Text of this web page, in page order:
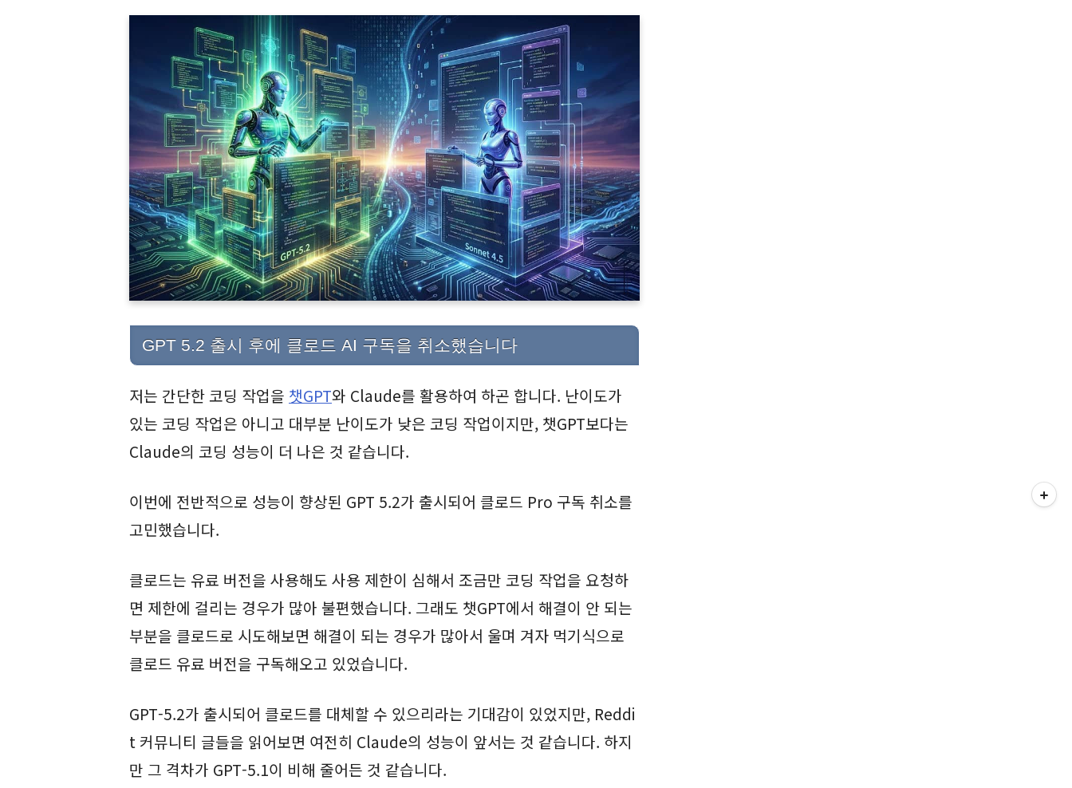
GPT 5.2 출시 후에 클로드 AI 구독을 취소했습니다
저는 간단한 코딩 작업을 챗GPT와 Claude를 활용하여 하곤 합니다. 난이도가
있는 코딩 작업은 아니고 대부분 난이도가 낮은 코딩 작업이지만, 챗GPT보다는
Claude의 코딩 성능이 더 나은 것 같습니다.
이번에 전반적으로 성능이 향상된 GPT 5.2가 출시되어 클로드 Pro 구독 취소를
고민했습니다.
클로드는 유료 버전을 사용해도 사용 제한이 심해서 조금만 코딩 작업을 요청하
면 제한에 걸리는 경우가 많아 불편했습니다. 그래도 챗GPT에서 해결이 안 되는
부분을 클로드로 시도해보면 해결이 되는 경우가 많아서 울며 겨자 먹기식으로
클로드 유료 버전을 구독해오고 있었습니다.
GPT-5.2가 출시되어 클로드를 대체할 수 있으리라는 기대감이 있었지만, Reddi
t 커뮤니티 글들을 읽어보면 여전히 Claude의 성능이 앞서는 것 같습니다. 하지
만 그 격차가 GPT-5.1이 비해 줄어든 것 같습니다.